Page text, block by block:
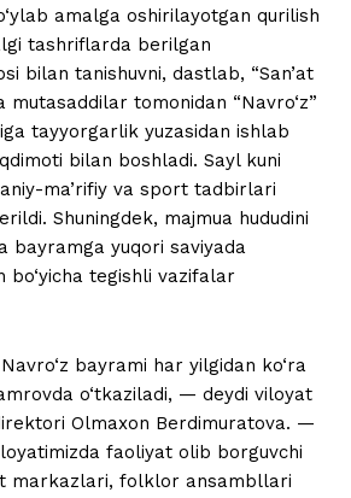
amalga oshirilayotgan qurilish
tashriflarda berilgan
bilan tanishuvni, dastlab, “San’at
mutasaddilar tomonidan “Navro‘z”
tayyorgarlik yuzasidan ishlab
bilan boshladi. Sayl kuni
ma’rifiy va sport tadbirlari
Shuningdek, majmua hududini
bayramga yuqori saviyada
bo‘yicha tegishli vazifalar
bayrami har yilgidan ko‘ra
o‘tkaziladi, — deydi viloyat
Olmaxon Berdimuratova. —
faoliyat olib borguvchi
markazlari, folklor ansambllari